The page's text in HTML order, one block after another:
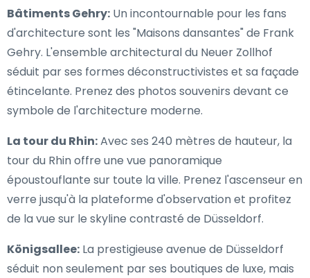
Bâtiments Gehry: Un incontournable pour les fans
d'architecture sont les "Maisons dansantes" de Frank
Gehry. L'ensemble architectural du Neuer Zollhof
séduit par ses formes déconstructivistes et sa façade
étincelante. Prenez des photos souvenirs devant ce
symbole de l'architecture moderne.
La tour du Rhin:Avec ses 240 mètres de hauteur, la
tour du Rhin offre une vue panoramique
époustouflante sur toute la ville. Prenez l'ascenseur en
verre jusqu'à la plateforme d'observation et profitez
de la vue sur le skyline contrasté de Düsseldorf.
Königsallee: La prestigieuse avenue de Düsseldorf
séduit non seulement par ses boutiques de luxe, mais